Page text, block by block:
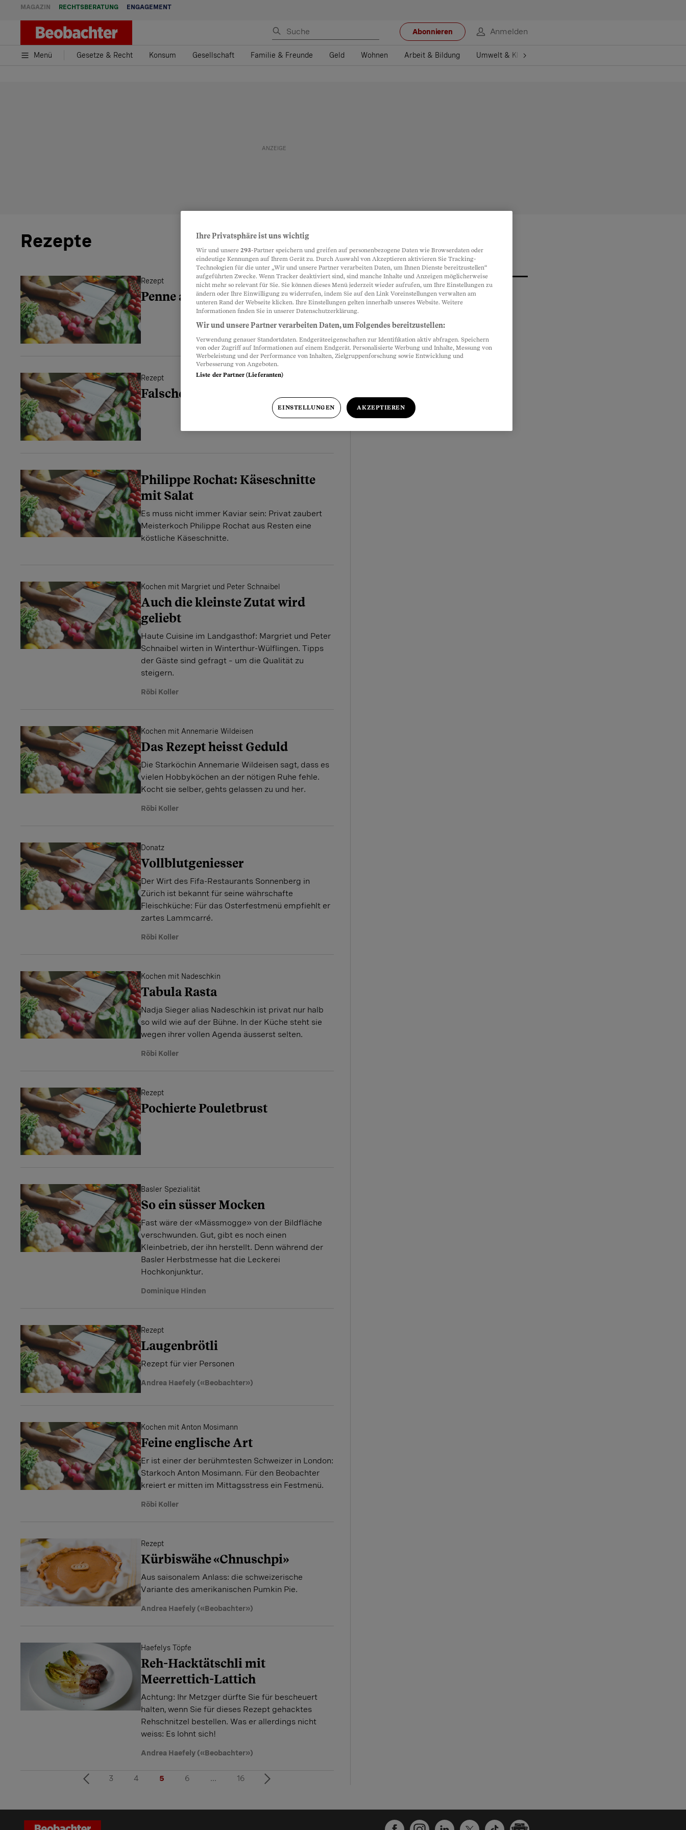
MAGAZIN RECHTSBERATUNG ENGAGEMENT
Abonnieren Anmelden
Menü Gesetze & Recht Konsum Gesellschaft Familie & Freunde Geld Wohnen Arbeit & Bildung Umwelt & Klima
Rezepte
Rezept
Penne alla Wodka
Rezept
Falsches Fondue à la Sina
Philippe Rochat: Käseschnitte
mit Salat
Es muss nicht immer Kaviar sein: Privat zaubert
Meisterkoch Philippe Rochat aus Resten eine
köstliche Käseschnitte.
Kochen mit Margriet und Peter Schnaibel
Auch die kleinste Zutat wird
geliebt
Haute Cuisine im Landgasthof: Margriet und Peter
Schnaibel wirten in Winterthur-Wülflingen. Tipps
der Gäste sind gefragt – um die Qualität zu
steigern.
Röbi Koller
Kochen mit Annemarie Wildeisen
Das Rezept heisst Geduld
Die Starköchin Annemarie Wildeisen sagt, dass es
vielen Hobbyköchen an der nötigen Ruhe fehle.
Kocht sie selber, gehts gelassen zu und her.
Röbi Koller
Donatz
Vollblutgeniesser
Der Wirt des Fifa-Restaurants Sonnenberg in
Zürich ist bekannt für seine währschafte
Fleischküche: Für das Osterfestmenü empfiehlt er
zartes Lammcarré.
Röbi Koller
Kochen mit Nadeschkin
Tabula Rasta
Nadja Sieger alias Nadeschkin ist privat nur halb
so wild wie auf der Bühne. In der Küche steht sie
wegen ihrer vollen Agenda äusserst selten.
Röbi Koller
Rezept
Pochierte Pouletbrust
Basler Spezialität
So ein süsser Mocken
Fast wäre der «Mässmogge» von der Bildfläche
verschwunden. Gut, gibt es noch einen
Kleinbetrieb, der ihn herstellt. Denn während der
Basler Herbstmesse hat die Leckerei
Hochkonjunktur.
Dominique Hinden
Rezept
Laugenbrötli
Rezept für vier Personen
Andrea Haefely («Beobachter»)
Kochen mit Anton Mosimann
Feine englische Art
Er ist einer der berühmtesten Schweizer in London:
Starkoch Anton Mosimann. Für den Beobachter
kreiert er mitten im Mittagsstress ein Festmenü.
Röbi Koller
Rezept
Kürbiswähe «Chnuschpi»
Aus saisonalem Anlass: die schweizerische
Variante des amerikanischen Pumkin Pie.
Andrea Haefely («Beobachter»)
Haefelys Töpfe
Reh-Hacktätschli mit
Meerrettich-Lattich
Achtung: Ihr Metzger dürfte Sie für bescheuert
halten, wenn Sie für dieses Rezept gehacktes
Rehschnitzel bestellen. Was er allerdings nicht
weiss: Es lohnt sich!
Andrea Haefely («Beobachter»)
3 4 5 6 ... 16
Meistgelesen
Ihre Privatsphäre ist uns wichtig
Wir und unsere 293-Partner speichern und greifen auf personenbezogene Daten wie Browserdaten oder
eindeutige Kennungen auf Ihrem Gerät zu. Durch Auswahl von Akzeptieren aktivieren Sie Tracking-
Technologien für die unter „Wir und unsere Partner verarbeiten Daten, um Ihnen Dienste bereitzustellen“
aufgeführten Zwecke. Wenn Tracker deaktiviert sind, sind manche Inhalte und Anzeigen möglicherweise
nicht mehr so relevant für Sie. Sie können dieses Menü jederzeit wieder aufrufen, um Ihre Einstellungen zu
ändern oder Ihre Einwilligung zu widerrufen, indem Sie auf den Link Voreinstellungen verwalten am
unteren Rand der Webseite klicken. Ihre Einstellungen gelten innerhalb unseres Website. Weitere
Informationen finden Sie in unserer Datenschutzerklärung.
Wir und unsere Partner verarbeiten Daten, um Folgendes bereitzustellen:
Verwendung genauer Standortdaten. Endgeräteeigenschaften zur Identifikation aktiv abfragen. Speichern
von oder Zugriff auf Informationen auf einem Endgerät. Personalisierte Werbung und Inhalte, Messung von
Werbeleistung und der Performance von Inhalten, Zielgruppenforschung sowie Entwicklung und
Verbesserung von Angeboten.
Liste der Partner (Lieferanten)
EINSTELLUNGEN AKZEPTIEREN